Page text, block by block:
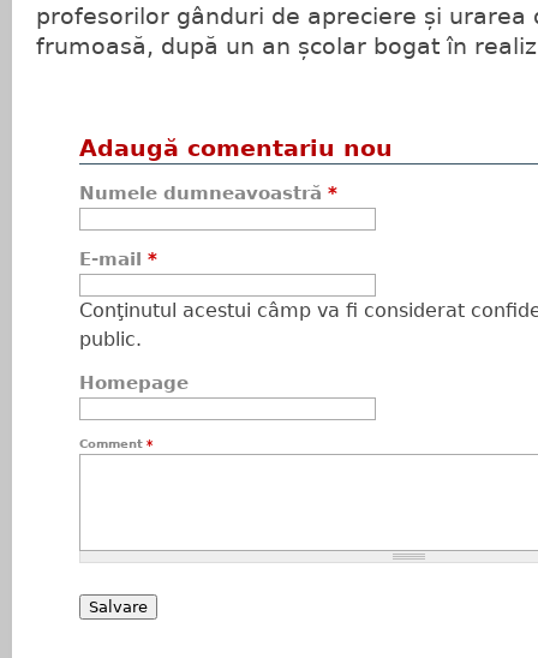
profesorilor gânduri de apreciere și urarea
frumoasă, după un an școlar bogat în
Adaugă comentariu nou
Numele dumneavoastră *
E-mail *
Conţinutul acestui câmp va fi considerat
public.
Homepage
Comment *